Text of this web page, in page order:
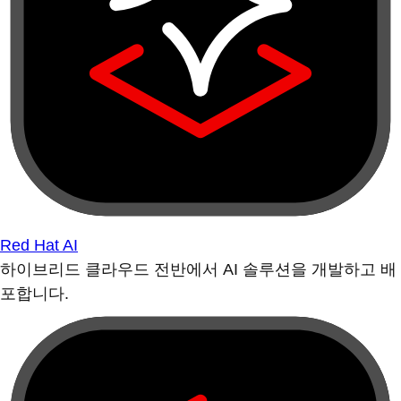
Red Hat AI
하이브리드 클라우드 전반에서 AI 솔루션을 개발하고 배
포합니다.